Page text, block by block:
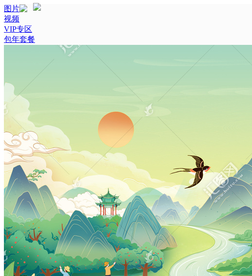
图片
视频
VIP专区
包年套餐